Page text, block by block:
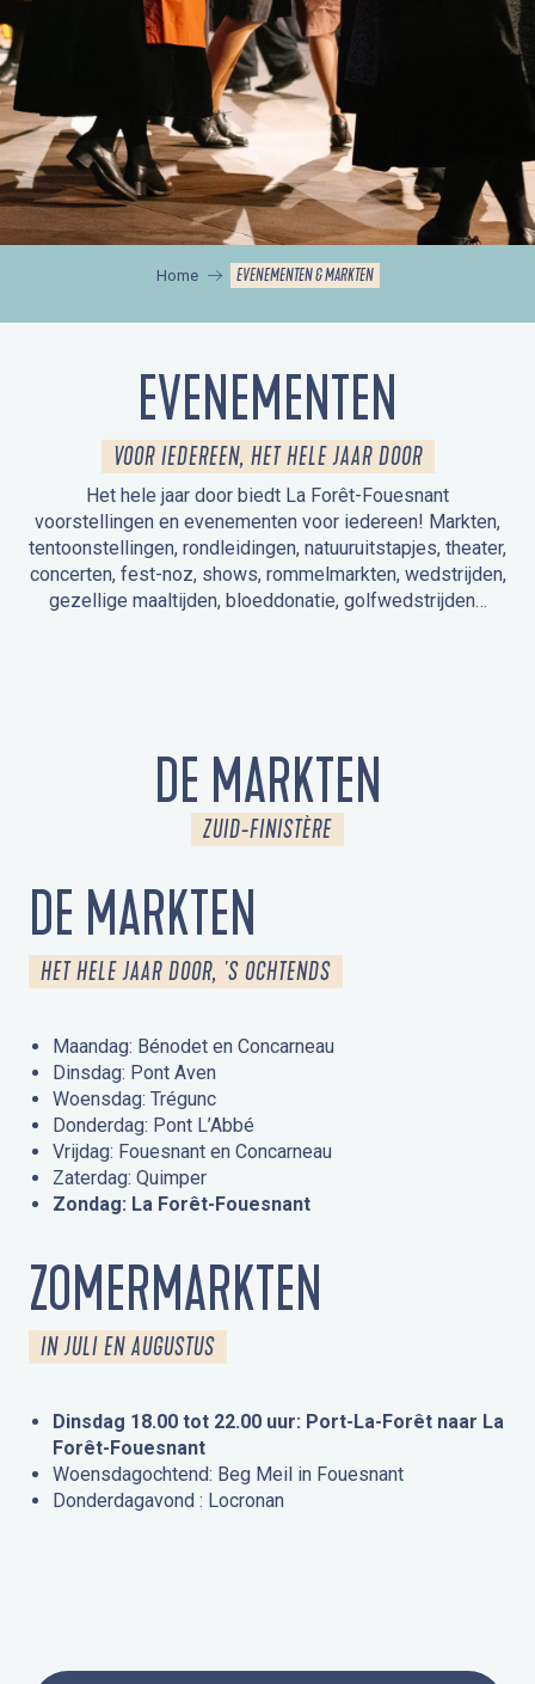
Home EVENEMENTEN & MARKTEN
EVENEMENTEN
VOOR IEDEREEN, HET HELE JAAR DOOR
Het hele jaar door biedt La Forêt-Fouesnant
voorstellingen en evenementen voor iedereen! Markten,
tentoonstellingen, rondleidingen, natuuruitstapjes, theater,
concerten, fest-noz, shows, rommelmarkten, wedstrijden,
gezellige maaltijden, bloeddonatie, golfwedstrijden…
DE MARKTEN
ZUID-FINISTÈRE
DE MARKTEN
HET HELE JAAR DOOR, 'S OCHTENDS
Maandag: Bénodet en Concarneau
Dinsdag: Pont Aven
Woensdag: Trégunc
Donderdag: Pont L’Abbé
Vrijdag: Fouesnant en Concarneau
Zaterdag: Quimper
Zondag: La Forêt-Fouesnant
ZOMERMARKTEN
IN JULI EN AUGUSTUS
Dinsdag 18.00 tot 22.00 uur: Port-La-Forêt naar La
Forêt-Fouesnant
Woensdagochtend: Beg Meil in Fouesnant
Donderdagavond : Locronan